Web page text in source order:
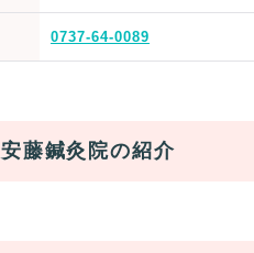
0737-64-0089
安藤鍼灸院の紹介